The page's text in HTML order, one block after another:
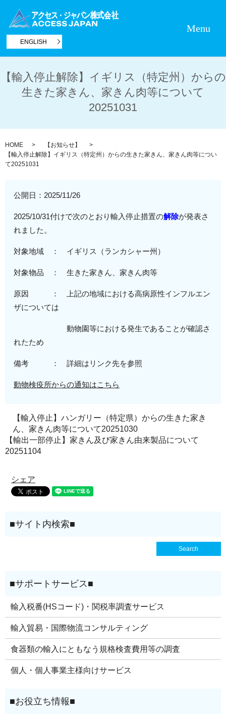
ENGLISH
Menu
【輸入停止解除】イギリス（特定州）からの
生きた家きん、家きん肉等について
20251031
HOME
【お知らせ】
【輸入停止解除】イギリス（特定州）からの生きた家きん、家きん肉等につい
て20251031
公開日： 2025/11/26
2025/10/31付けで次のとおり輸入停止措置の解除が発表さ
れました。
対象地域 ： イギリス （ランカシャー州 ）
対象物品 ：生きた家きん、家きん肉等
原因 ： 上記の地域における高病原性インフルエン
ザについては
動物園等における発生であることが確認さ
れたため
備考 ： 詳細はリンク先を参照
動物検疫所からの通知はこちら
【輸入停止】ハンガリー（特定県）からの生きた家き
ん、家きん肉等について20251030
【輸出一部停止】家きん及び家きん由来製品について
20251104
シェア
輸入税番(HSコード)・関税率調査サービス
輸入貿易・国際物流コンサルティング
食器類の輸入にともなう規格検査費用等の調査
個人・個人事業主様向けサービス